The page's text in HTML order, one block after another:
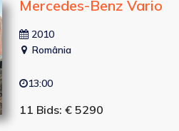
Mercedes-Benz Vario
2010
România
13:00
11 Bids: € 5290